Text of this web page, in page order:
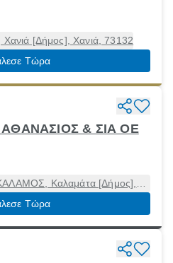
[Δήμος], Χανιά, 73132
Τώρα
& ΣΙΑ ΟΕ
Καλαμάτα [Δήμος],
24100
Τώρα